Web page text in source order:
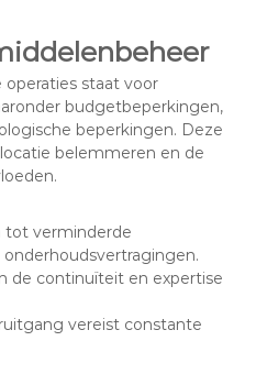
staat voor
budgetbeperkingen,
beperkingen. Deze
belemmeren en de
tot verminderde
de continuïteit en expertise
vereist constante